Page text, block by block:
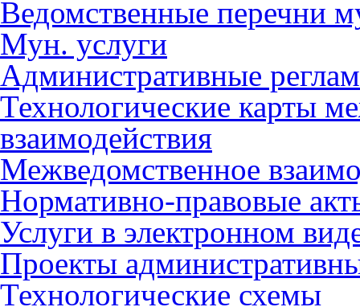
Ведомственные перечни
Мун. услуги
Административные
Технологические карты
взаимодействия
Межведомственное
Нормативно-правовые
Услуги в электронном
Проекты
Технологические схемы